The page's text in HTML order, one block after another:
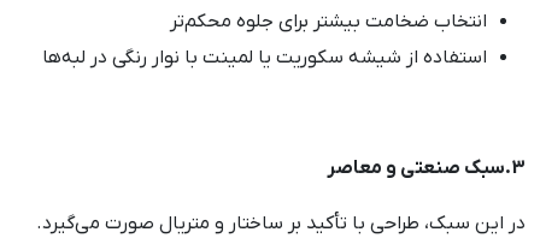
انتخاب ضخامت بیشتر برای جلوه محکم‌تر
استفاده از شیشه سکوریت یا لمینت با نوار رنگی در لبه‌ها
3.سبک صنعتی و معاصر
در این سبک، طراحی با تأکید بر ساختار و متریال صورت می‌گیرد.